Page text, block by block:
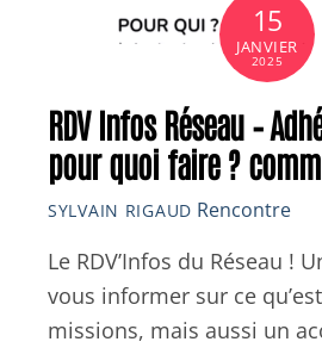
15
JANVIER
2025
RDV Infos Réseau –
pour quoi faire ?
SYLVAIN RIGAUD Rencontre
Le RDV’Infos du Réseau !
vous informer sur ce
missions, mais aussi un